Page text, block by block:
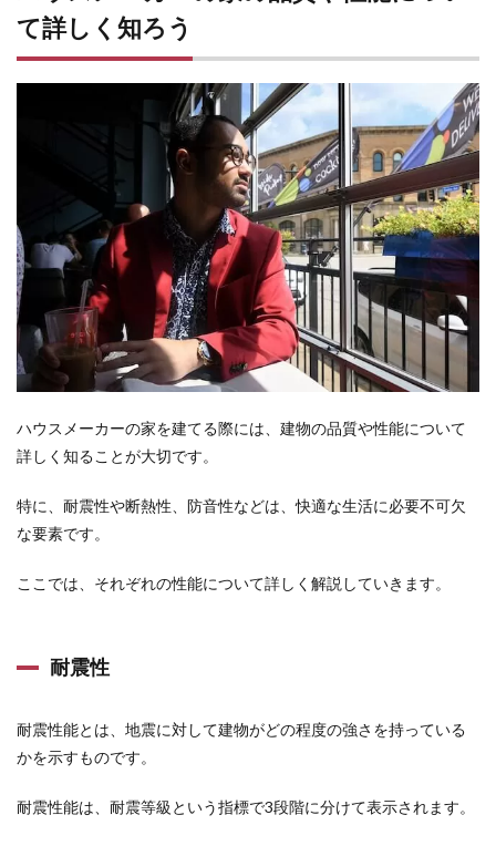
て詳しく知ろう
ハウスメーカーの家を建てる際には、建物の品質や性能について
詳しく知ることが大切です。
特に、耐震性や断熱性、防音性などは、快適な生活に必要不可欠
な要素です。
ここでは、それぞれの性能について詳しく解説していきます。
耐震性
耐震性能とは、地震に対して建物がどの程度の強さを持っている
かを示すものです。
耐震性能は、耐震等級という指標で3段階に分けて表示されます。